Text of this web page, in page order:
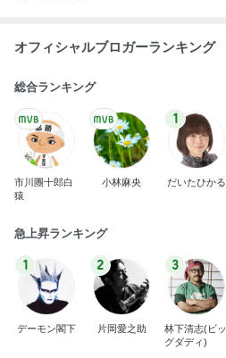
オフィシャルブロガーランキング
総合ランキング
市川團十郎白
猿
小林麻央
1
だいたひかる
急上昇ランキング
1
デーモン閣下
2
片岡愛之助
3
林下清志(ビッ
グダディ)